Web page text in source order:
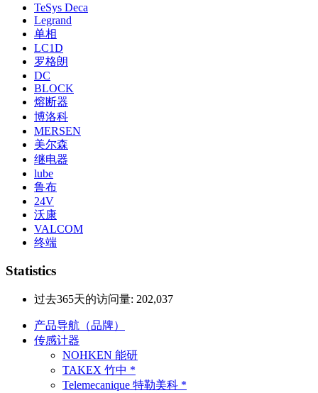
TeSys Deca
Legrand
单相
LC1D
罗格朗
DC
BLOCK
熔断器
博洛科
MERSEN
美尔森
继电器
lube
鲁布
24V
沃康
VALCOM
终端
Statistics
过去365天的访问量: 202,037
产品导航（品牌）
传感计器
NOHKEN 能研
TAKEX 竹中 *
Telemecanique 特勒美科 *